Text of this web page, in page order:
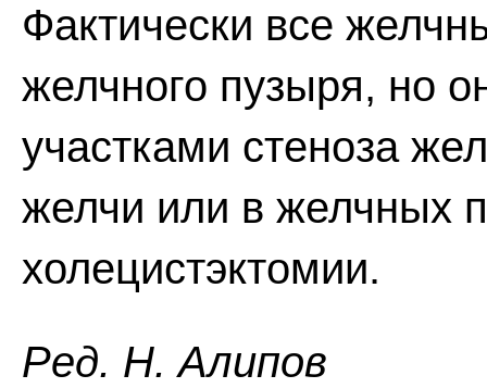
Фактически все
желчного пузыря, но
участками стеноза
желчи или в желчных
холецистэктомии.
Ред. Н. Алипов